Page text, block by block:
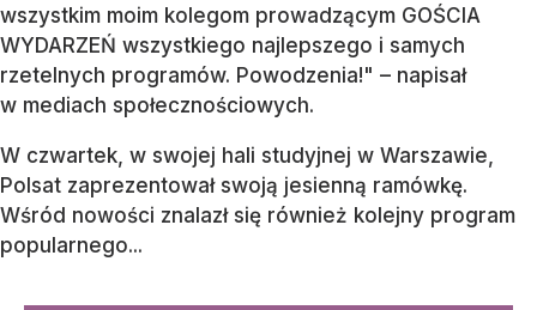
wszystkim moim kolegom prowadzącym GOŚCIA
WYDARZEŃ wszystkiego najlepszego i samych
rzetelnych programów. Powodzenia!" – napisał
w mediach społecznościowych.
W czwartek, w swojej hali studyjnej w Warszawie,
Polsat zaprezentował swoją jesienną ramówkę.
Wśród nowości znalazł się również kolejny program
popularnego...